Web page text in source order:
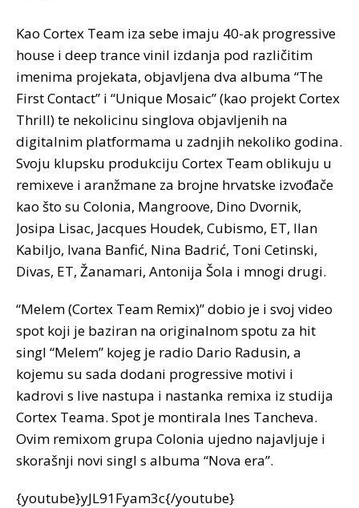
Kao Cortex Team iza sebe imaju 40-ak progressive
house i deep trance vinil izdanja pod različitim
imenima projekata, objavljena dva albuma “The
First Contact” i “Unique Mosaic” (kao projekt Cortex
Thrill) te nekolicinu singlova objavljenih na
digitalnim platformama u zadnjih nekoliko godina.
Svoju klupsku produkciju Cortex Team oblikuju u
remixeve i aranžmane za brojne hrvatske izvođače
kao što su Colonia, Mangroove, Dino Dvornik,
Josipa Lisac, Jacques Houdek, Cubismo, ET, Ilan
Kabiljo, Ivana Banfić, Nina Badrić, Toni Cetinski,
Divas, ET, Žanamari, Antonija Šola i mnogi drugi.
“Melem (Cortex Team Remix)” dobio je i svoj video
spot koji je baziran na originalnom spotu za hit
singl “Melem” kojeg je radio Dario Radusin, a
kojemu su sada dodani progressive motivi i
kadrovi s live nastupa i nastanka remixa iz studija
Cortex Teama. Spot je montirala Ines Tancheva.
Ovim remixom grupa Colonia ujedno najavljuje i
skorašnji novi singl s albuma “Nova era”.
{youtube}yJL91Fyam3c{/youtube}